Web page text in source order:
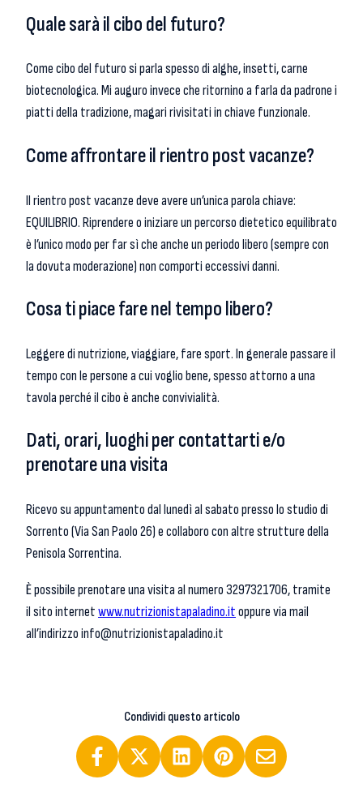
Quale sarà il cibo del futuro?
Come cibo del futuro si parla spesso di alghe, insetti, carne
biotecnologica. Mi auguro invece che ritornino a farla da padrone i
piatti della tradizione, magari rivisitati in chiave funzionale.
Come affrontare il rientro post vacanze?
Il rientro post vacanze deve avere un’unica parola chiave:
EQUILIBRIO. Riprendere o iniziare un percorso dietetico equilibrato
è l’unico modo per far sì che anche un periodo libero (sempre con
la dovuta moderazione) non comporti eccessivi danni.
Cosa ti piace fare nel tempo libero?
Leggere di nutrizione, viaggiare, fare sport. In generale passare il
tempo con le persone a cui voglio bene, spesso attorno a una
tavola perché il cibo è anche convivialità.
Dati, orari, luoghi per contattarti e/o
prenotare una visita
Ricevo su appuntamento dal lunedì al sabato presso lo studio di
Sorrento (Via San Paolo 26) e collaboro con altre strutture della
Penisola Sorrentina.
È possibile prenotare una visita al numero 3297321706, tramite
il sito internetwww.nutrizionistapaladino.itoppure via mail
all’indirizzo info@nutrizionistapaladino.it
Condividi questo articolo